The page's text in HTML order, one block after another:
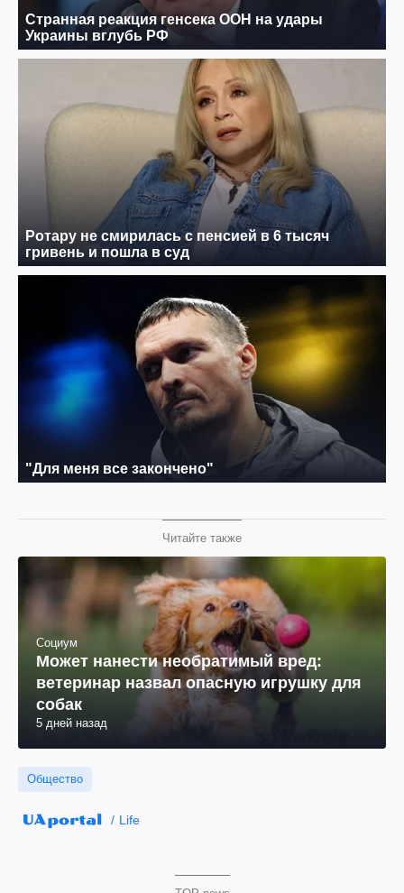
Читайте также
Социум
Может нанести необратимый вред:
ветеринар назвал опасную игрушку для
собак
5 дней назад
Общество
Life